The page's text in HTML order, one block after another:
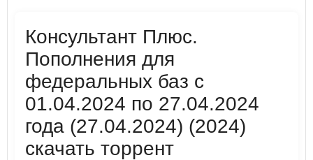
Консультант Плюс.
Пополнения для
федеральных баз с
01.04.2024 по 27.04.2024
года (27.04.2024) (2024)
скачать торрент